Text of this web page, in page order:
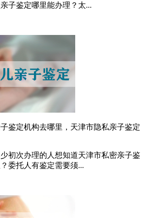
子鉴定哪里能办理？太...
鉴定机构去哪里，天津市隐私亲子鉴定
少初次办理的人想知道天津市私密亲子鉴
委托人有鉴定需要须...